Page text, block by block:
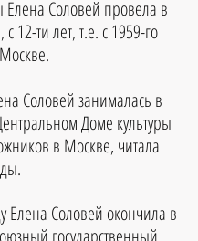
Елена Соловей провела в
12-ти лет, т.е. с 1959-го
Соловей занималась в
Доме культуры
в Москве, читала
Елена Соловей окончила в